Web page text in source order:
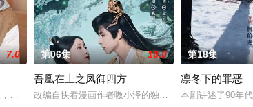
年时因一场意外落下身体残缺的少年顾铭夕（何洛洛 饰）的
7.0
在沿海小城南安相遇相知，他们决心各展所长创办旅行社。
第06集 10.0
吾凰在上之凤御四方
改编自快看漫画作者嗷小泽的独家连载漫画《吾凰在
第18集
凛冬下的罪恶
本剧讲述了90年